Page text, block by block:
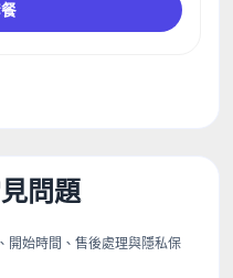
問題
開始時間、售後處理與隱私保